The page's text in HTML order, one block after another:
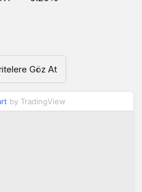
Göz At
by TradingView